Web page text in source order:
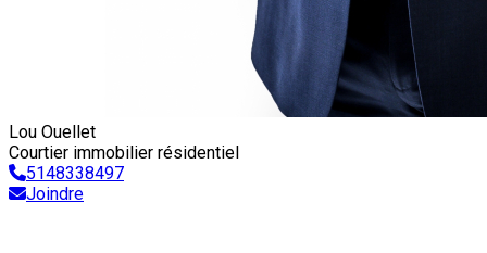
Lou Ouellet
Courtier immobilier résidentiel
5148338497
Joindre